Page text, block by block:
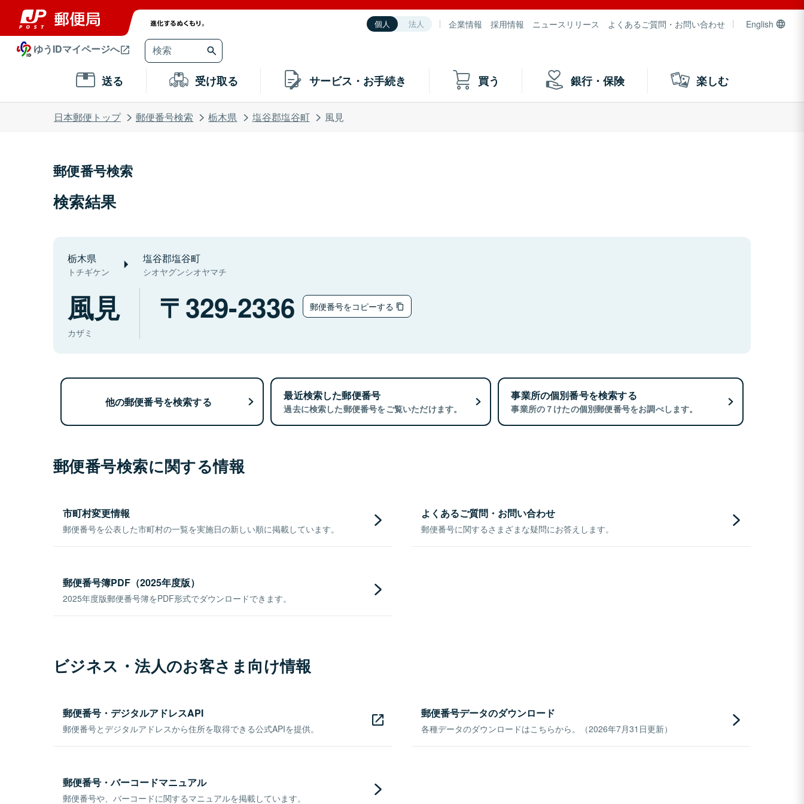
個人 法人 企業情報 採用情報 ニュースリリース よくあるご質問・お問い合わせ English
ゆうIDマイページへ
送る 受け取る サービス・お手続き 買う 銀行・保険 楽しむ
日本郵便トップ 郵便番号検索 栃木県 塩谷郡塩谷町 風見
郵便番号検索
検索結果
栃木県
トチギケン
塩谷郡塩谷町
シオヤグンシオヤマチ
風見
カザミ
329-2336 郵便番号をコピーする
他の郵便番号を検索する 最近検索した郵便番号
過去に検索した郵便番号をご覧いただけます。
事業所の個別番号を検索する
事業所の７けたの個別郵便番号をお調べします。
郵便番号検索に関する情報
市町村変更情報
郵便番号を公表した市町村の一覧を実施日の新しい順に掲載しています。
よくあるご質問・お問い合わせ
郵便番号に関するさまざまな疑問にお答えします。
郵便番号簿PDF（2025年度版）
2025年度版郵便番号簿をPDF形式でダウンロードできます。
ビジネス・法人のお客さま向け情報
郵便番号・デジタルアドレスAPI
郵便番号とデジタルアドレスから住所を取得できる公式APIを提供。
郵便番号データのダウンロード
各種データのダウンロードはこちらから。（2026年7月31日更新）
郵便番号・バーコードマニュアル
郵便番号や、バーコードに関するマニュアルを掲載しています。